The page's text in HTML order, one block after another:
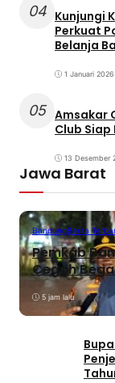
04 Kunjungi
Perkuat
Belanja
1 Januari 2026
05 Amsakar
Club Siap
13 Desember
Jawa Barat
BandungBerita
Pemkab
Cegah
5 jam lalu